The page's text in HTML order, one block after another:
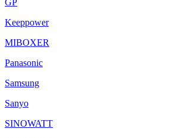
GP
Keeppower
MIBOXER
Panasonic
Samsung
Sanyo
SINOWATT